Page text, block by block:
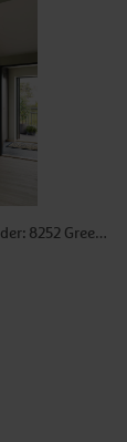
Interiørillustrasjon fra husmodell Aragona. Fargekoder: 8252 Green Harmony (vegg stue og gang) 8469 Green leaf (kjøkkenvegg) 9938 dempet sort (vinduer/dører)